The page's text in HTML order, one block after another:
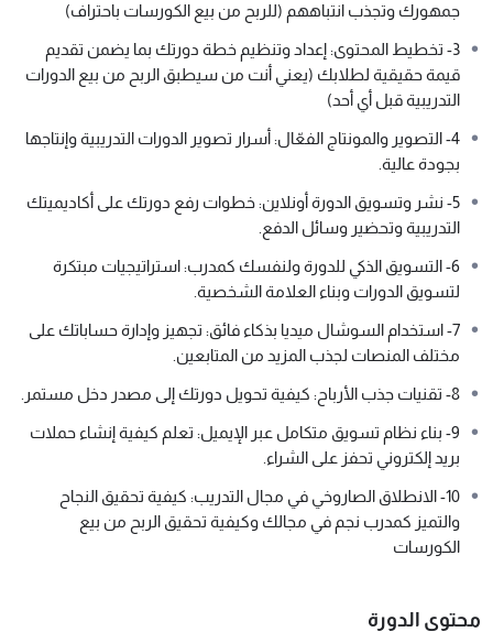
ومبتكرة لتصل إلى جمهورك المستهدف
تميز في سوق التدريب: نساعدك على تطوير دورات تبرز فيها
كمدرب نجم وتتميز عن المنافسة
ستكون النجم الذي يضيء بسماء التدريب والربح من بيع الكورسات
حان الوقت لتحويل معرفتك وشغفك إلى نجاح مالي حقيقي!
️شروحات مصورة مسبقاً بالتفصيل عن إنشاء دورتك التدريبية
ورفعها أونلاين بأكاديمية خاصة بك، وتسويقها وتسويق المدرب وصولاً
لمرحلة المدرب النجم، خطوة بخطوة بشكل عملي
إنشاء الدورة التدريبية من الصفر
وضع خطة للدورة التدريبية ثم تصويرها
رفعها أونلاين على أكاديميتك وتحضير وسائل الدفع
تجهيز حساباتك بالسوشال ميديا وتجهيز المحتوى الخاص بك
تجلب لك الأرباح بشكل يومي باذن الله تعالى
الانطلاق في العمل كالصاروخ
الشروحات المصورة مسبقاً، والملفات الرقمية المساعدة، بكل أسرار
جمهورك وتجذب انتباههم (للربح من بيع الكورسات باحتراف)
3- تخطيط المحتوى: إعداد وتنظيم خطة دورتك بما يضمن تقديم
قيمة حقيقية لطلابك (يعني أنت من سيطبق الربح من بيع الدورات
التدريبية قبل أي أحد)
4- التصوير والمونتاج الفعّال: أسرار تصوير الدورات التدريبية وإنتاجها
بجودة عالية.
5- نشر وتسويق الدورة أونلاين: خطوات رفع دورتك على أكاديميتك
التدريبية وتحضير وسائل الدفع.
6- التسويق الذكي للدورة ولنفسك كمدرب: استراتيجيات مبتكرة
لتسويق الدورات وبناء العلامة الشخصية.
7- استخدام السوشال ميديا بذكاء فائق: تجهيز وإدارة حساباتك على
مختلف المنصات لجذب المزيد من المتابعين.
8- تقنيات جذب الأرباح: كيفية تحويل دورتك إلى مصدر دخل مستمر.
9- بناء نظام تسويق متكامل عبر الإيميل: تعلم كيفية إنشاء حملات
بريد إلكتروني تحفز على الشراء.
10- الانطلاق الصاروخي في مجال التدريب: كيفية تحقيق النجاح
والتميز كمدرب نجم في مجالك وكيفية تحقيق الربح من بيع
الكورسات
محتوى الدورة